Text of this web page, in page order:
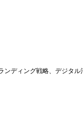
ンディング戦略、デジタル